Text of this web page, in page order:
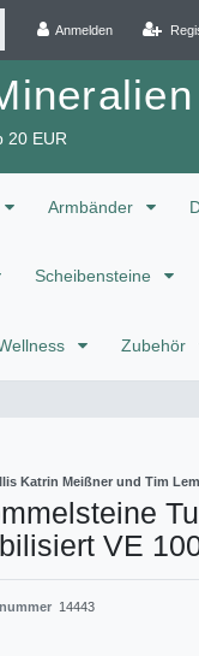
Anmelden
20 EUR
Armbänder
Scheibensteine
Zubehör
Katrin Meißner und Tim
VE
14443